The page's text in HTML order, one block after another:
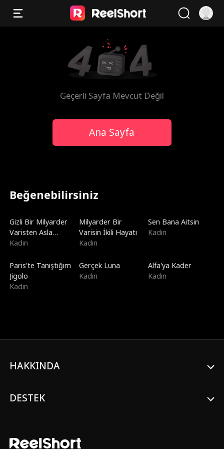
Geçerli Sayfa Mevcut Değil
Ana Sayfa
Beğenebilirsiniz
Gizli Bir Milyarder
Varisten Asla
Boşanmayın
Kadın
Milyarder Bir
Varisin İkili Hayatı
Kadın
Sen Bana Aitsin
Kadın
Paris'te Tanıştığım
Jigolo
Kadın
Gerçek Luna
Kadın
Alfa'ya Kader
Kadın
HAKKINDA
DESTEK